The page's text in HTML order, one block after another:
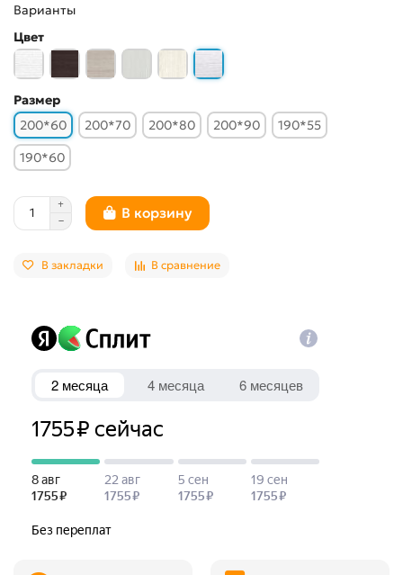
Варианты
Цвет
Размер
200*60
200*70 200*80 200*90
190*55
190*60
В корзину
В закладки В сравнение